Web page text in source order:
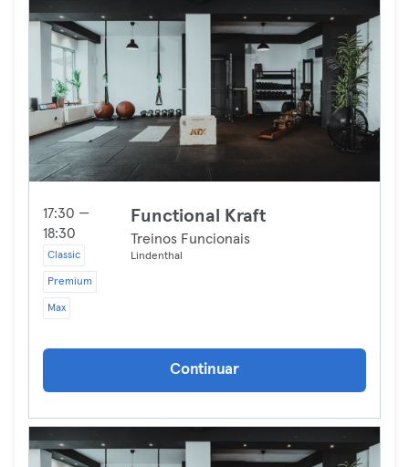
17:30 —
18:30
Classic
Premium
Max
Functional Kraft
Treinos Funcionais
Lindenthal
Continuar